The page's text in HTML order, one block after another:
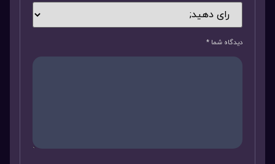
دیدگاه شما *